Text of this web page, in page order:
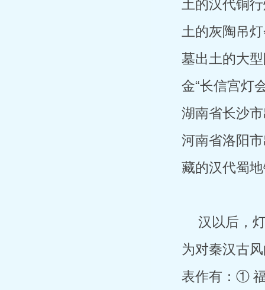
土的汉代铜
土的灰陶吊
墓出土的大
金“长信宫灯
湖南省长沙
河南省洛阳
藏的汉代蜀
汉以后，
为对秦汉古
表作有：①